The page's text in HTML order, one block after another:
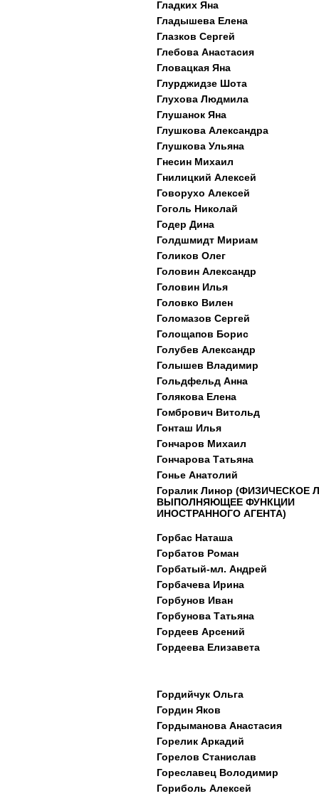
Гладких Яна
Гладышева Елена
Глазков Сергей
Глебова Анастасия
Гловацкая Яна
Глурджидзе Шота
Глухова Людмила
Глушанок Яна
Глушкова Александра
Глушкова Ульяна
Гнесин Михаил
Гнилицкий Алексей
Говорухо Алексей
Гоголь Николай
Годер Дина
Голдшмидт Мириам
Голиков Олег
Головин Александр
Головин Илья
Головко Вилен
Голомазов Сергей
Голощапов Борис
Голубев Александр
Голышев Владимир
Гольдфельд Анна
Голякова Елена
Гомбрович Витольд
Гонташ Илья
Гончаров Михаил
Гончарова Татьяна
Гонье Анатолий
Горалик Линор (ФИЗИЧЕСКОЕ
ВЫПОЛНЯЮЩЕЕ ФУНКЦИИ
ИНОСТРАННОГО АГЕНТА)
Горбас Наташа
Горбатов Роман
Горбатый-мл. Андрей
Горбачева Ирина
Горбунов Иван
Горбунова Татьяна
Гордеев Арсений
Гордеева Елизавета
Гордийчук Ольга
Гордин Яков
Гордыманова Анастасия
Горелик Аркадий
Горелов Станислав
Гореславец Володимир
Гориболь Алексей